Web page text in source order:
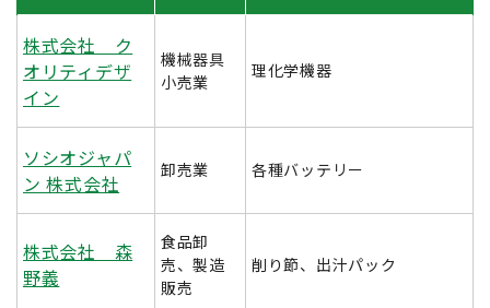
株式会社 ク
オリティデザ
イン
機械器具
小売業
理化学機器
ソシオジャパ
ン 株式会社
卸売業 各種バッテリー
株式会社 森
野義
食品卸
売、製造
販売
削り節、出汁パック